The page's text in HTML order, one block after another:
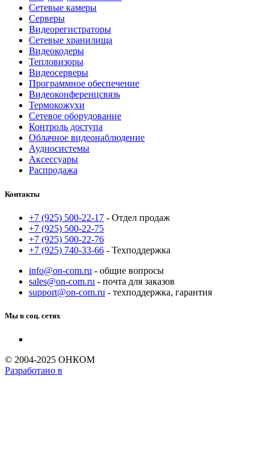
Сетевые камеры
Серверы
Видеорегистраторы
Сетевые хранилища
Видеокодеры
Тепловизоры
Видеосерверы
Программное обеспечение
Видеоконференцсвязь
Термокожухи
Сетевое оборудование
Контроль доступа
Облачное видеонаблюдение
Аудиосистемы
Аксессуары
Распродажа
Контакты
+7 (925) 500-22-17 - Отдел продаж
+7 (925) 500-22-75
+7 (925) 500-22-76
+7 (925) 740-33-66 - Техподдержка
info@on-com.ru - общие вопросы
sales@on-com.ru - почта для заказов
support@on-com.ru - техподдержка, гарантия
Мы в соц. сетях
© 2004-2025 ОНКОМ
Разработано в